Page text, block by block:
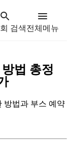
검색전체메뉴
법 총정
방법과 부스 예약